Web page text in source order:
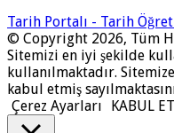
Tarih Portalı - Tarih
© Copyright 2026, Tüm
Sitemizi en iyi şekilde
kullanılmaktadır.
kabul etmiş
Çerez Ayarları
KABUL ET